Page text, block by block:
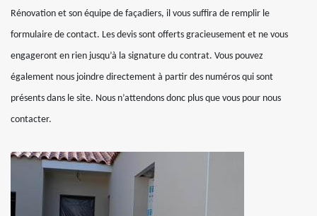
Rénovation et son équipe de façadiers, il vous suffira de remplir le
formulaire de contact. Les devis sont offerts gracieusement et ne vous
engageront en rien jusqu’à la signature du contrat. Vous pouvez
également nous joindre directement à partir des numéros qui sont
présents dans le site. Nous n’attendons donc plus que vous pour nous
contacter.